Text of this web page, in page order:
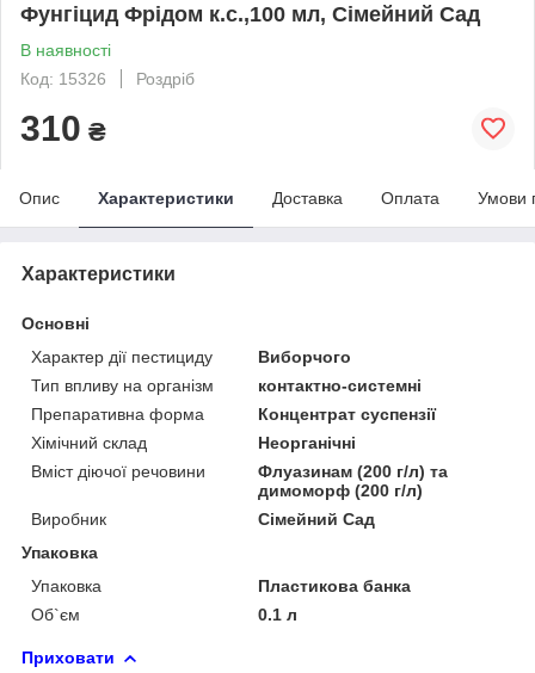
Фунгіцид Фрідом к.с.,100 мл, Сімейний Сад
В наявності
Код: 15326
Роздріб
310 ₴
Опис Характеристики Доставка Оплата Умови
Характеристики
Основні
Характер дії пестициду
Виборчого
Тип впливу на організм
контактно-системні
Препаративна форма
Концентрат суспензії
Хімічний склад
Неорганічні
Вміст діючої речовини
Флуазинам (200 г/л) та
димоморф (200 г/л)
Виробник
Сімейний Сад
Упаковка
Упаковка
Пластикова банка
Об`єм
0.1 л
Приховати